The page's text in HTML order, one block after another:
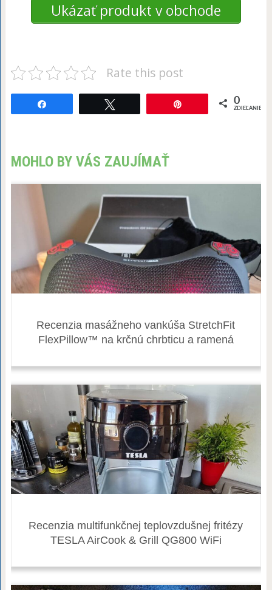
Ukázať produkt v obchode
Rate this post
0
ZDIEĽANIE
MOHLO BY VÁS ZAUJÍMAŤ
Recenzia masážneho vankúša StretchFit
FlexPillow™ na krčnú chrbticu a ramená
Recenzia multifunkčnej teplovzdušnej fritézy
TESLA AirCook & Grill QG800 WiFi